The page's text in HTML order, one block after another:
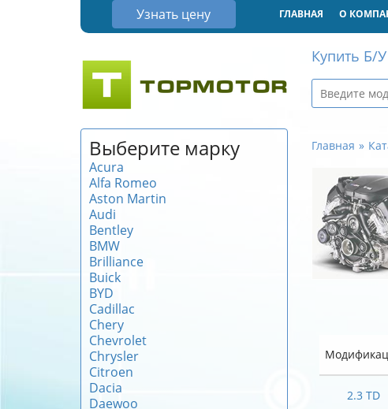
Узнать цену ГЛАВНАЯ О
Купить Б/
Выберите марку
Acura
Alfa Romeo
Aston Martin
Audi
Bentley
BMW
Brilliance
Buick
BYD
Cadillac
Chery
Chevrolet
Chrysler
Citroen
Dacia
Daewoo
Главная
2.3 TD